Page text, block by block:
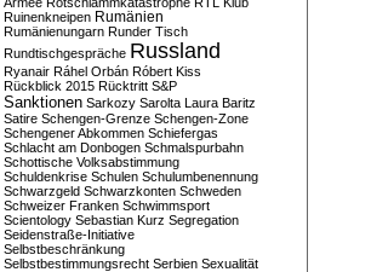
Ruinenkneipen Rumänien
Rumänienungarn Runder Tisch
Rundtischgespräche Russland
Ryanair Ráhel Orbán Róbert Kiss
Rückblick 2015 Rücktritt S&P
Sanktionen Sarkozy Sarolta Laura Baritz
Satire Schengen-Grenze Schengen-Zone
Schengener Abkommen Schiefergas
Schlacht am Donbogen Schmalspurbahn
Schottische Volksabstimmung
Schuldenkrise Schulen Schulumbenennung
Schwarzgeld Schwarzkonten Schweden
Schweizer Franken Schwimmsport
Scientology Sebastian Kurz Segregation
Seidenstraße-Initiative
Selbstbeschränkung
Selbstbestimmungsrecht Serbien Sexualität